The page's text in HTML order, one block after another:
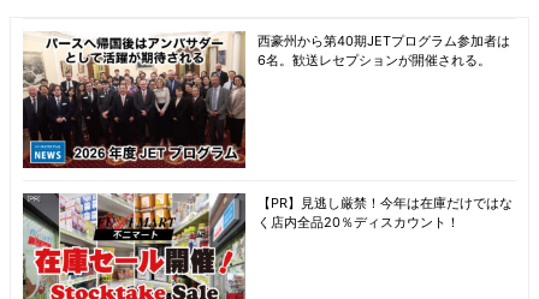
西豪州から第40期JETプログラム参加者は
6名。歓送レセプションが開催される。
【PR】見逃し厳禁！今年は在庫だけではな
く店内全品20％ディスカウント！